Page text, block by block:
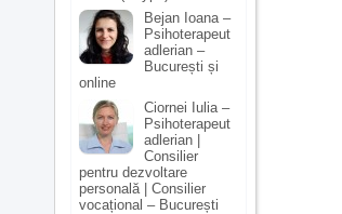
Bejan Ioana –
Psihoterapeut
adlerian –
București și
online
Ciornei Iulia –
Psihoterapeut
adlerian |
Consilier
pentru dezvoltare
personală | Consilier
vocațional – București